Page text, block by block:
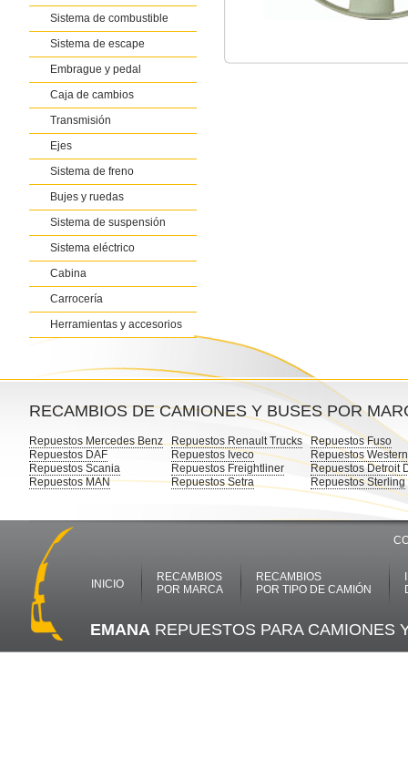
Sistema de combustible
Sistema de escape
Embrague y pedal
Caja de cambios
Transmisión
Ejes
Sistema de freno
Bujes y ruedas
Sistema de suspensión
Sistema eléctrico
Cabina
Carrocería
Herramientas y accesorios
RECAMBIOS DE CAMIONES Y BUSES POR
Repuestos Mercedes Benz
Repuestos DAF
Repuestos Scania
Repuestos MAN
Repuestos Renault Trucks
Repuestos Iveco
Repuestos Freightliner
Repuestos Setra
Repuestos Fuso
Repuestos
Repuestos Detroit
Repuestos Sterling
INICIO
RECAMBIOS
POR MARCA
RECAMBIOS
POR TIPO DE CAMIÓN
EMANA REPUESTOS PARA CAMIONES